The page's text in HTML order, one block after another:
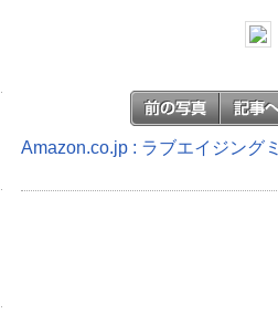
Amazon.co.jp : ラブエイジング